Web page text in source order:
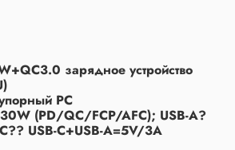
зарядное устройство
PC
(PD/QC/FCP/AFC); USB-A?
USB-C+USB-A=5V/3A